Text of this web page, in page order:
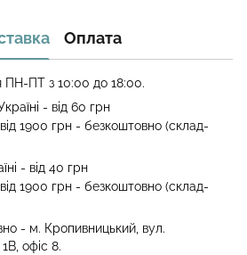
Оплата
ПН-ПТ з 10:00 до 18:00.
- від 60 грн
1900 грн - безкоштовно (склад-
- від 40 грн
1900 грн - безкоштовно (склад-
- м. Кропивницький, вул.
офіс 8.